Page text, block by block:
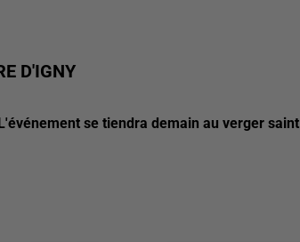
D'IGNY
se tiendra demain au verger saint